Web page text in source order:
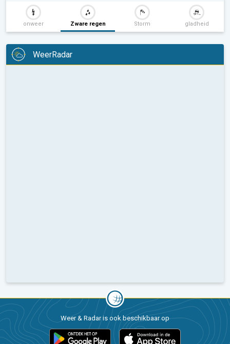
onweer Zware regen Storm gladheid
WeerRadar
Weer & Radar is ook beschikbaar op